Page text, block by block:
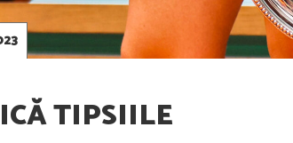
TIPSIILE